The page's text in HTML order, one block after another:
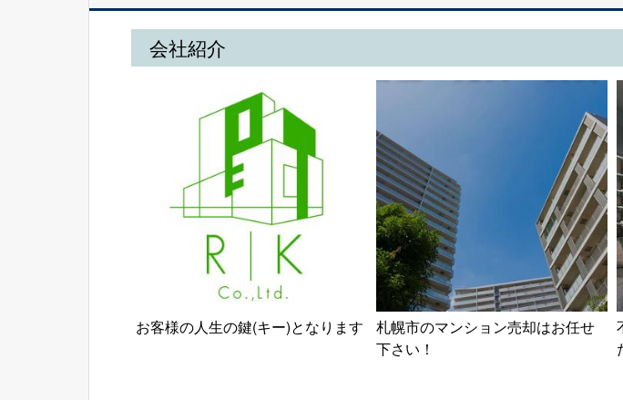
会社紹介
お客様の人生の鍵(キー)となります
札幌市のマンション売却はお任せ
下さい！